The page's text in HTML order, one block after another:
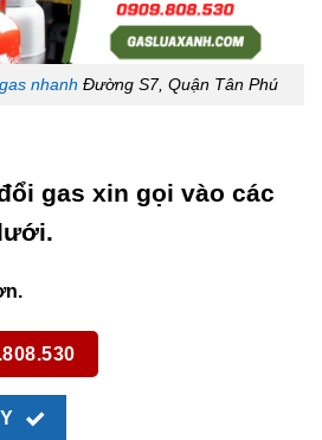
nhanh Đường S7, Quận Tân Phú
gas xin gọi vào các